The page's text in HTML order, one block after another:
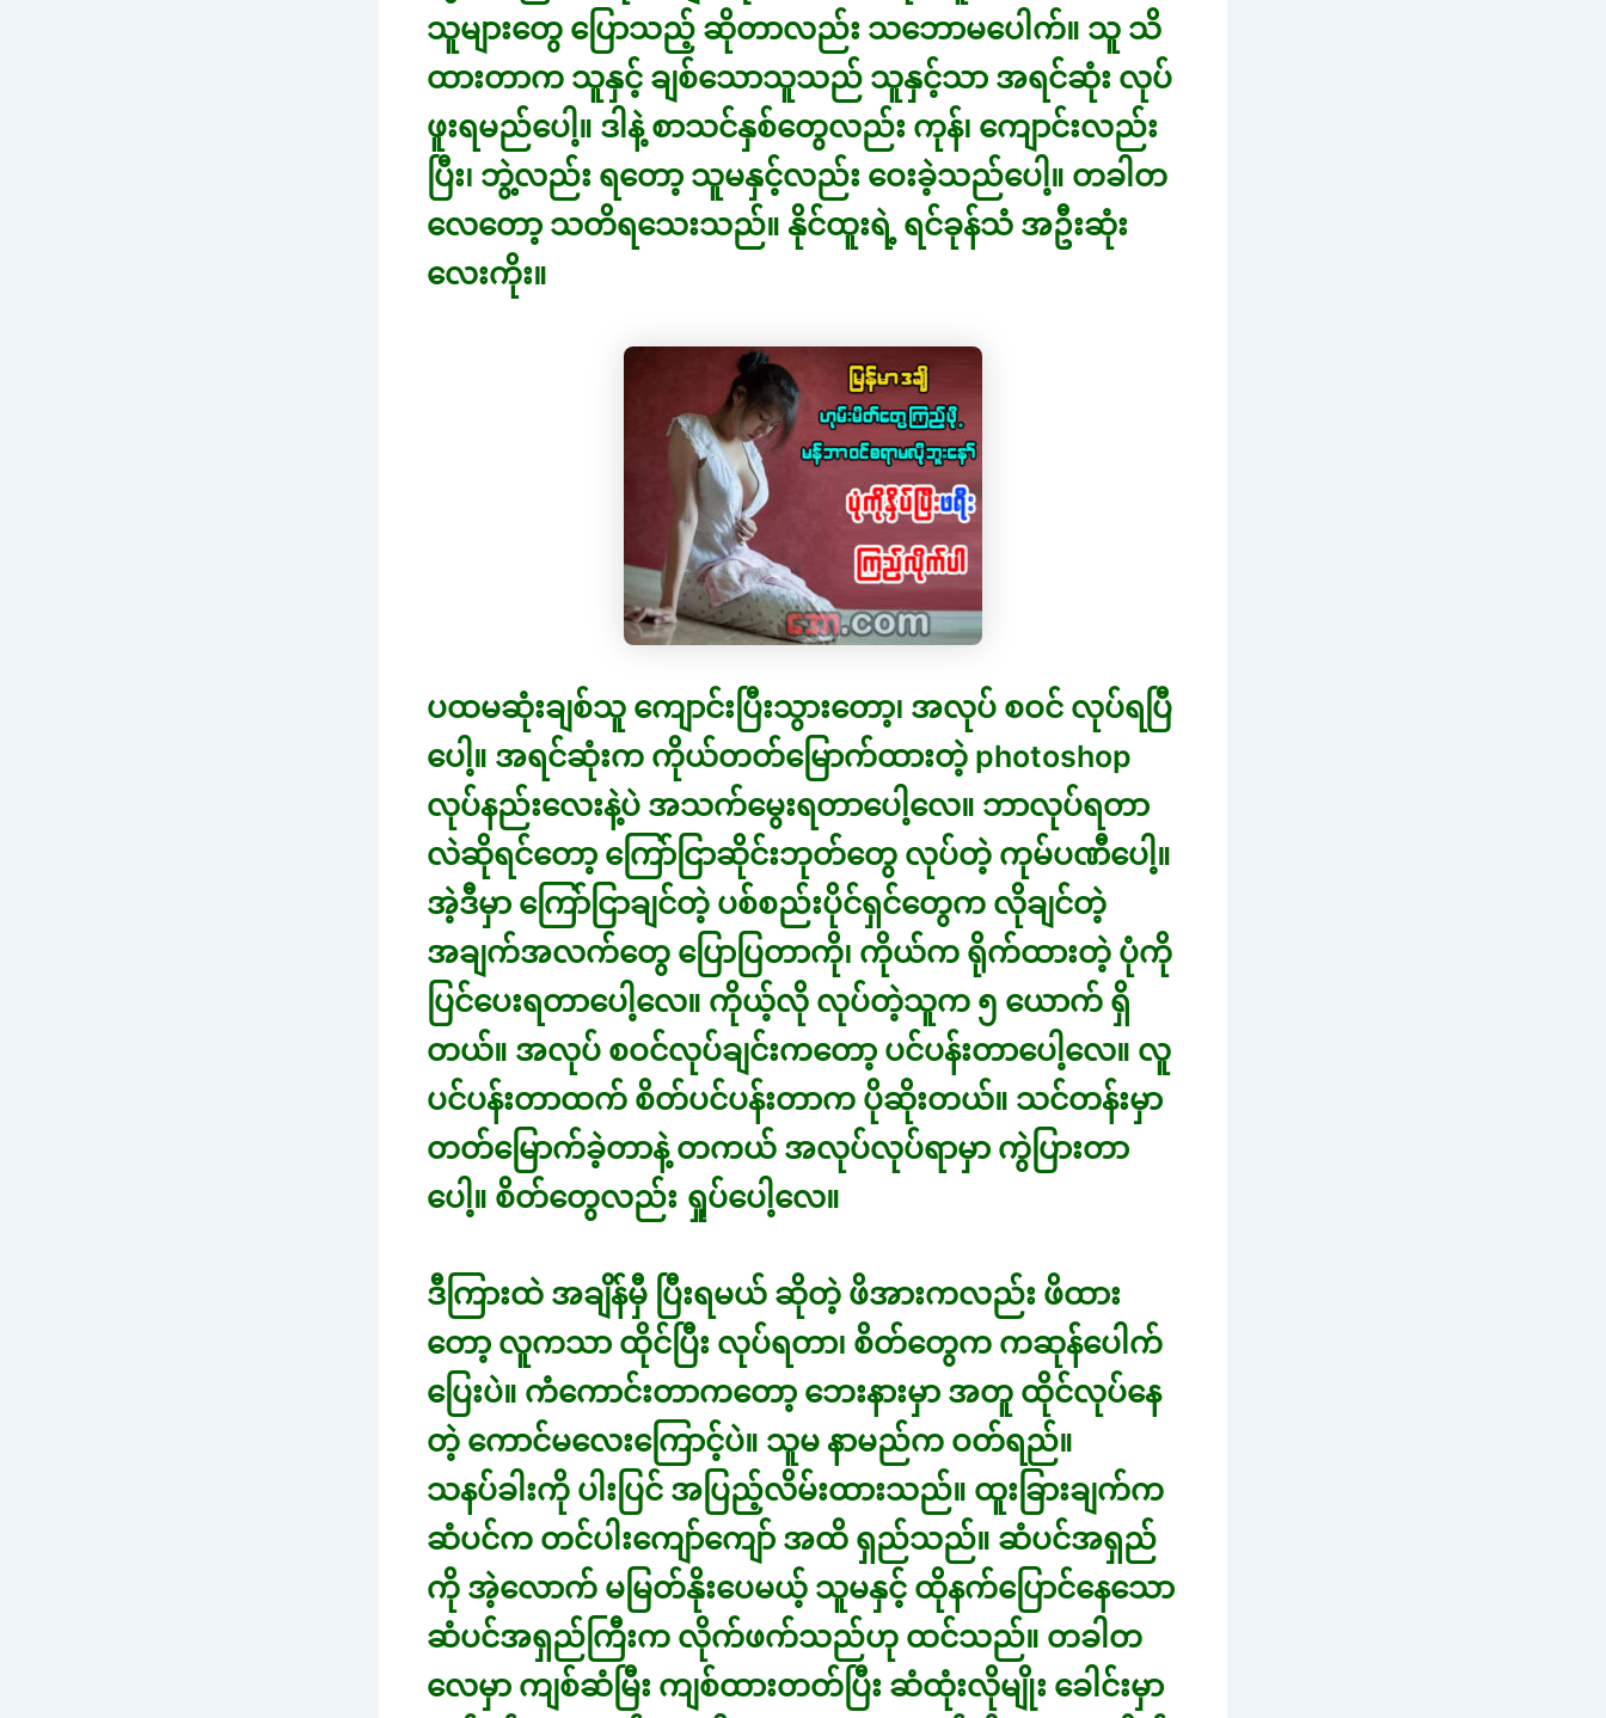
သူများတွေ ပြောသည့် ဆိုတာလည်း သဘောမပေါက်။ သူ သိ
ထားတာက သူနှင့် ချစ်သောသူသည် သူနှင့်သာ အရင်ဆုံး လုပ်
ဖူးရမည်ပေါ့။ ဒါနဲ့ စာသင်နှစ်တွေလည်း ကုန်၊ ကျောင်းလည်း
ပြီး၊ ဘွဲ့လည်း ရတော့ သူမနှင့်လည်း ဝေးခဲ့သည်ပေါ့။ တခါတ
လေတော့ သတိရသေးသည်။ နိုင်ထူးရဲ့ ရင်ခုန်သံ အဦးဆုံး
လေးကိုး။
ပထမဆုံးချစ်သူ ကျောင်းပြီးသွားတော့၊ အလုပ် စဝင် လုပ်ရပြီ
ပေါ့။ အရင်ဆုံးက ကိုယ်တတ်မြောက်ထားတဲ့ photoshop
လုပ်နည်းလေးနဲ့ပဲ အသက်မွေးရတာပေါ့လေ။ ဘာလုပ်ရတာ
လဲဆိုရင်တော့ ကြော်ငြာဆိုင်းဘုတ်တွေ လုပ်တဲ့ ကုမ်ပဏီပေါ့။
အဲ့ဒီမှာ ကြော်ငြာချင်တဲ့ ပစ်စည်းပိုင်ရှင်တွေက လိုချင်တဲ့
အချက်အလက်တွေ ပြောပြတာကို၊ ကိုယ်က ရိုက်ထားတဲ့ ပုံကို
ပြင်ပေးရတာပေါ့လေ။ ကိုယ့်လို လုပ်တဲ့သူက ၅ ယောက် ရှိ
တယ်။ အလုပ် စဝင်လုပ်ချင်းကတော့ ပင်ပန်းတာပေါ့လေ။ လူ
ပင်ပန်းတာထက် စိတ်ပင်ပန်းတာက ပိုဆိုးတယ်။ သင်တန်းမှာ
တတ်မြောက်ခဲ့တာနဲ့ တကယ် အလုပ်လုပ်ရာမှာ ကွဲပြားတာ
ပေါ့။ စိတ်တွေလည်း ရှုပ်ပေါ့လေ။
ဒီကြားထဲ အချိန်မှီ ပြီးရမယ် ဆိုတဲ့ ဖိအားကလည်း ဖိထား
တော့ လူကသာ ထိုင်ပြီး လုပ်ရတာ၊ စိတ်တွေက ကဆုန်ပေါက်
ပြေးပဲ။ ကံကောင်းတာကတော့ ဘေးနားမှာ အတူ ထိုင်လုပ်နေ
တဲ့ ကောင်မလေးကြောင့်ပဲ။ သူမ နာမည်က ဝတ်ရည်။
သနပ်ခါးကို ပါးပြင် အပြည့်လိမ်းထားသည်။ ထူးခြားချက်က
ဆံပင်က တင်ပါးကျော်ကျော် အထိ ရှည်သည်။ ဆံပင်အရှည်
ကို အဲ့လောက် မမြတ်နိုးပေမယ့် သူမနှင့် ထိုနက်ပြောင်နေသော
ဆံပင်အရှည်ကြီးက လိုက်ဖက်သည်ဟု ထင်သည်။ တခါတ
လေမှာ ကျစ်ဆံမြီး ကျစ်ထားတတ်ပြီး ဆံထုံးလိုမျိုး ခေါင်းမှာ